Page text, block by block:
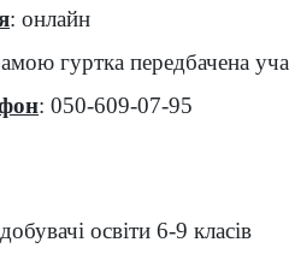
: онлайн
гуртка передбачена
: 050-609-07-95
освіти 6-9 класів